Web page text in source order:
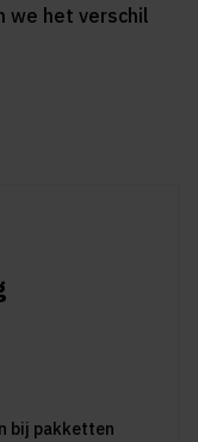
we het verschil
bij pakketten